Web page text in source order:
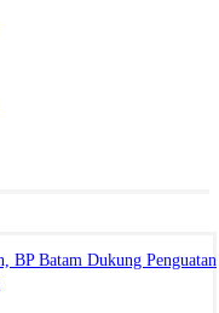
BP Batam Dukung Penguatan